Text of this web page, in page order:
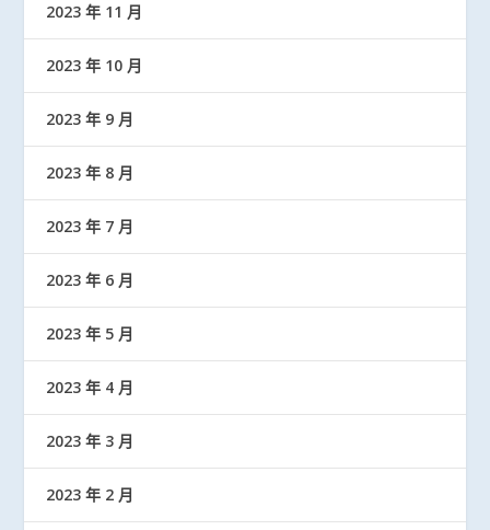
2023 年 11 月
2023 年 10 月
2023 年 9 月
2023 年 8 月
2023 年 7 月
2023 年 6 月
2023 年 5 月
2023 年 4 月
2023 年 3 月
2023 年 2 月